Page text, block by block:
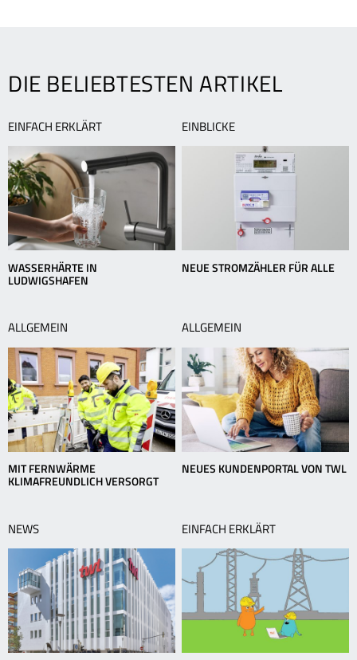
DIE BELIEBTESTEN ARTIKEL
EINFACH ERKLÄRT
WASSERHÄRTE IN
LUDWIGSHAFEN
EINBLICKE
NEUE STROMZÄHLER FÜR ALLE
ALLGEMEIN
MIT FERNWÄRME
KLIMAFREUNDLICH VERSORGT
ALLGEMEIN
NEUES KUNDENPORTAL VON TWL
NEWS EINFACH ERKLÄRT